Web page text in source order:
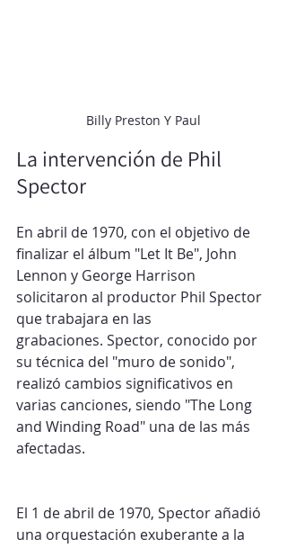
Billy Preston Y Paul
La intervención de Phil
Spector
En abril de 1970, con el objetivo de
finalizar el álbum "Let It Be", John
Lennon y George Harrison
solicitaron al productor Phil Spector
que trabajara en las
grabaciones. Spector, conocido por
su técnica del "muro de sonido",
realizó cambios significativos en
varias canciones, siendo "The Long
and Winding Road" una de las más
afectadas.​
El 1 de abril de 1970, Spector añadió
una orquestación exuberante a la